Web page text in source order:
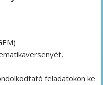
feladatokon ke